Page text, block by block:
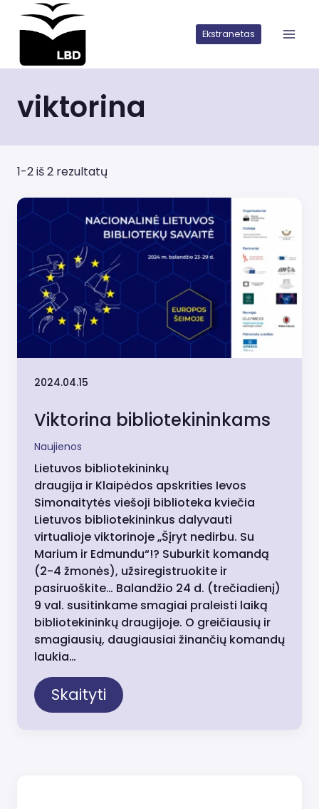
pereiti
turinio
Ekstranetas
viktorina
1-2 iš 2 rezultatų
2024.04.15
Viktorina bibliotekininkams
Naujienos
Lietuvos bibliotekininkų
draugija ir Klaipėdos apskrities Ievos
Simonaitytės viešoji biblioteka kviečia
Lietuvos bibliotekininkus dalyvauti
virtualioje viktorinoje „Šįryt nedirbu. Su
Marium ir Edmundu“!? Suburkit komandą
(2-4 žmonės), užsiregistruokite ir
pasiruoškite… Balandžio 24 d. (trečiadienį)
9 val. susitinkame smagiai praleisti laiką
bibliotekininkų draugijoje. O greičiausių ir
smagiausių, daugiausiai žinančių komandų
laukia…
Skaityti